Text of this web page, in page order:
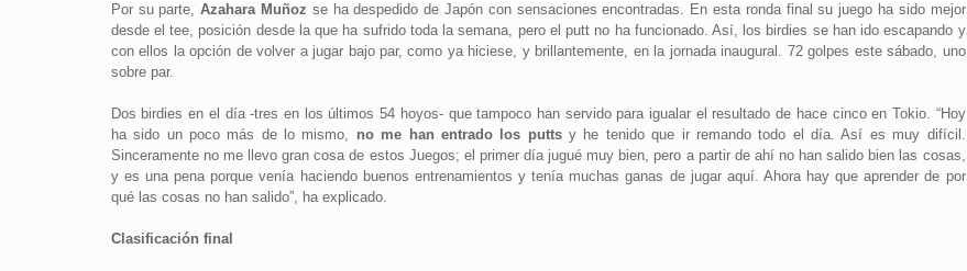
Por su parte,Azahara Muñoz se ha despedido de Japón con sensaciones encontradas. En esta ronda final su juego ha sido mejor
desde el tee, posición desde la que ha sufrido toda la semana, pero el putt no ha funcionado. Así, los birdies se han ido escapando y
con ellos la opción de volver a jugar bajo par, como ya hiciese, y brillantemente, en la jornada inaugural. 72 golpes este sábado, uno
sobre par.
Dos birdies en el día -tres en los últimos 54 hoyos- que tampoco han servido para igualar el resultado de hace cinco en Tokio. “Hoy
ha sido un poco más de lo mismo, no me han entrado los puttsy he tenido que ir remando todo el día. Así es muy difícil.
Sinceramente no me llevo gran cosa de estos Juegos; el primer día jugué muy bien, pero a partir de ahí no han salido bien las cosas,
y es una pena porque venía haciendo buenos entrenamientos y tenía muchas ganas de jugar aquí. Ahora hay que aprender de por
qué las cosas no han salido”, ha explicado.
Clasificación final